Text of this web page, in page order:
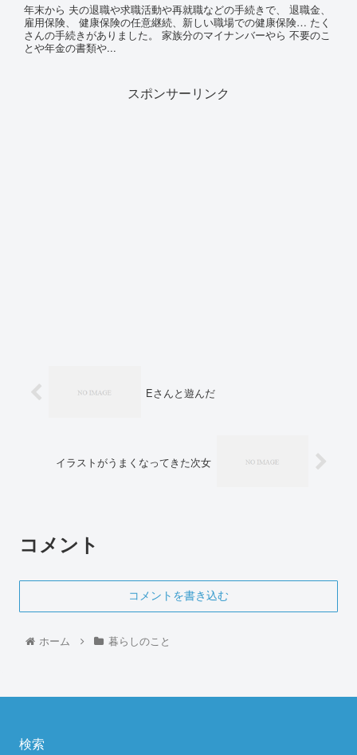
年末から 夫の退職や求職活動や再就職などの手続きで、 退職金、
雇用保険、 健康保険の任意継続、新しい職場での健康保険… たく
さんの手続きがありました。 家族分のマイナンバーやら 不要のこ
とや年金の書類や...
スポンサーリンク
Eさんと遊んだ
イラストがうまくなってきた次女
コメント
コメントを書き込む
ホーム 暮らしのこと
検索